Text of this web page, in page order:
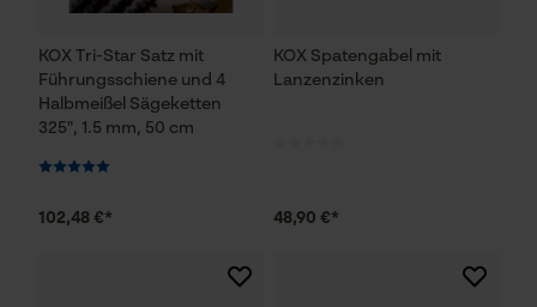
KOX Tri-Star Satz mit
Führungsschiene und 4
Halbmeißel Sägeketten
325", 1.5 mm, 50 cm
102,48 €*
KOX Spatengabel mit
Lanzenzinken
48,90 €*